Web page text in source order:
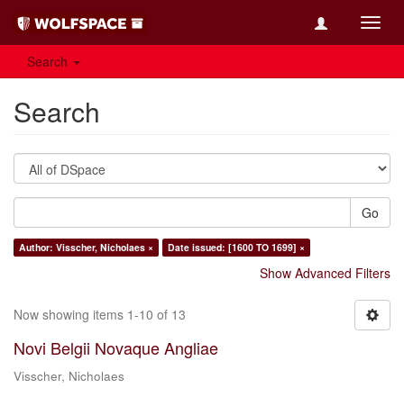
Search
Search
Go
Author: Visscher, Nicholaes × Date issued: [1600 TO 1699] ×
Show Advanced Filters
Now showing items 1-10 of 13
Novi Belgii Novaque Angliae
Visscher, Nicholaes